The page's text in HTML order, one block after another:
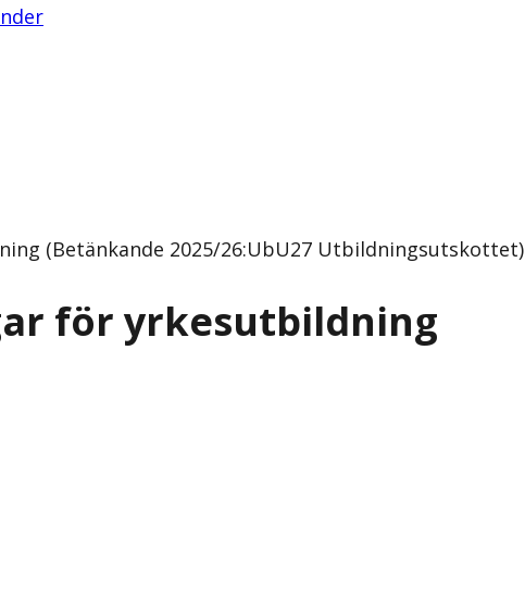
(Betänkande 2025/26:UbU27 Utbildningsutskottet)
för yrkesutbildning